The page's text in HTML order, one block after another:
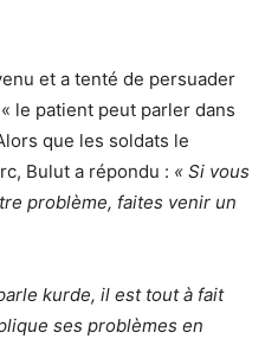
et a tenté de persuader
le patient peut parler dans
que les soldats le
Bulut a répondu : « Si vous
problème, faites venir un
kurde, il est tout à fait
ses problèmes en